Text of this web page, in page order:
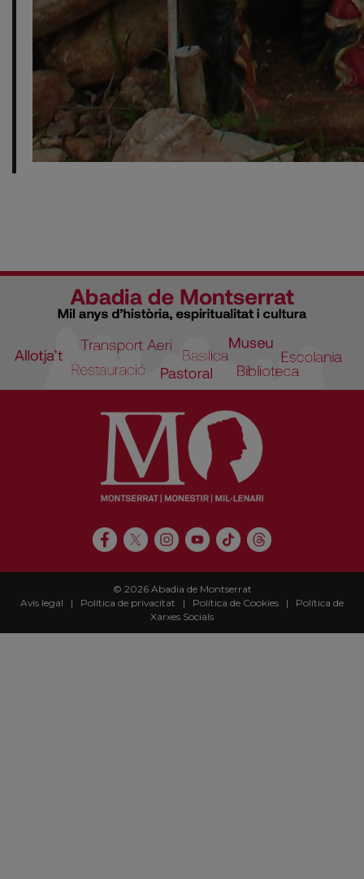
© 2026 Abadia de Montserrat
Avís legal | Política de privacitat | Política de Cookies | Política de
Xarxes Socials